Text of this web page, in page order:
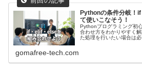
Pythonの条件分岐！
て使いこなそう！
Pythonプログラミング初
合わせ方をわかりやすく
た処理を行いたい場合は
そうでない場合で処理を
gomafree-tech.com